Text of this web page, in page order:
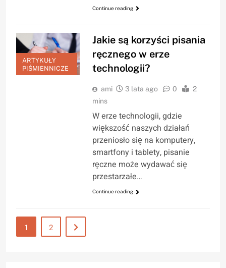
Continue reading
ARTYKUŁY
PIŚMIENNICZE
Jakie są korzyści pisania
ręcznego w erze
technologii?
ami 3 lata ago 0
2
mins
W erze technologii, gdzie
większość naszych działań
przeniosło się na komputery,
smartfony i tablety, pisanie
ręczne może wydawać się
przestarzałe…
Continue reading
1 2